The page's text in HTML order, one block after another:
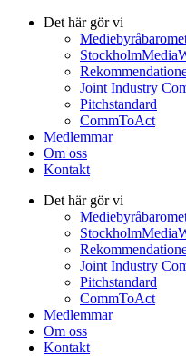
Det här gör vi
Joint Industry
Pitchstandard
CommToAct
Medlemmar
Om oss
Kontakt
Det här gör vi
Joint Industry
Pitchstandard
CommToAct
Medlemmar
Om oss
Kontakt